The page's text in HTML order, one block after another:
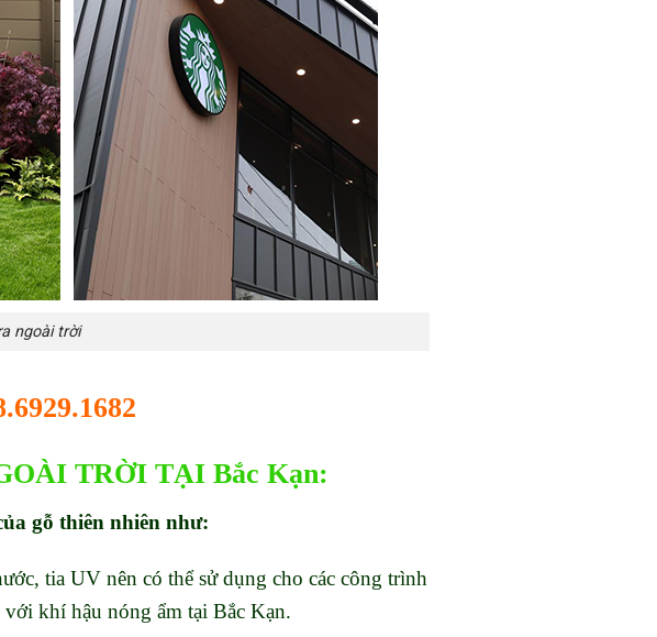
ngoài trời
TRỜI TẠI Bắc Kạn:
gỗ thiên nhiên như:
tia UV nên có thể sử dụng cho các công trình
khí hậu nóng ẩm tại Bắc Kạn.